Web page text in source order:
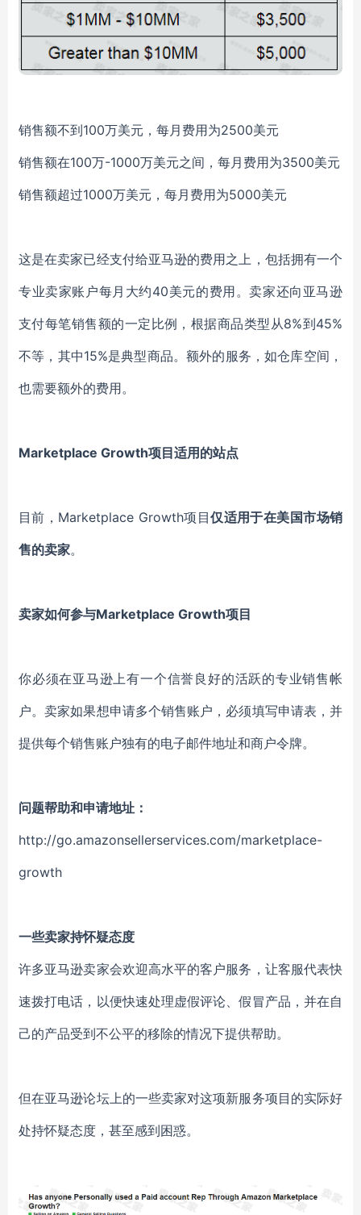
销售额不到100万美元，每月费用为2500美元
销售额在100万-1000万美元之间，每月费用为3500美元
销售额超过1000万美元，每月费用为5000美元
这是在卖家已经支付给亚马逊的费用之上，包括拥有一个
专业卖家账户每月大约40美元的费用。卖家还向亚马逊
支付每笔销售额的一定比例，根据商品类型从8%到45%
不等，其中15%是典型商品。额外的服务，如仓库空间，
也需要额外的费用。
Marketplace Growth项目适用的站点
目前，Marketplace Growth项目仅适用于在美国市场销
售的卖家。
卖家如何参与Marketplace Growth项目
你必须在亚马逊上有一个信誉良好的活跃的专业销售帐
户。卖家如果想申请多个销售账户，必须填写申请表，并
提供每个销售账户独有的电子邮件地址和商户令牌。
问题帮助和申请地址：
http://go.amazonsellerservices.com/marketplace-
growth
一些卖家持怀疑态度
许多亚马逊卖家会欢迎高水平的客户服务，让客服代表快
速拨打电话，以便快速处理虚假评论、假冒产品，并在自
己的产品受到不公平的移除的情况下提供帮助。
但在亚马逊论坛上的一些卖家对这项新服务项目的实际好
处持怀疑态度，甚至感到困惑。